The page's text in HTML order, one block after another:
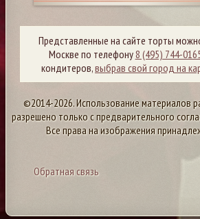
Представленные на сайте торты
Москве по телефону8 (495) 744-
кондитеров,выбрав свой город на
©2014-2026. Использование материалов
разрешено только с предварительного
Все права на изображения
Обратная связь